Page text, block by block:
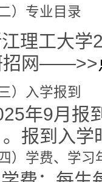
二）专业目录
理工大学
网——>>
三）入学报到
年9月报
报到入学
四）学费、学